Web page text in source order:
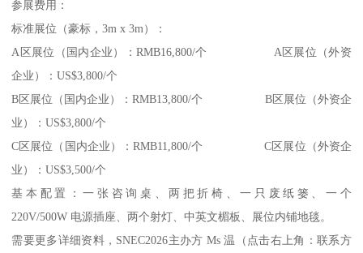
参展费用：
标准展位（豪标，3m x 3m）：
A区展位（国内企业）：RMB16,800/个 A区展位（外资
企业）：US$3,800/个
B区展位（国内企业）：RMB13,800/个 B区展位（外资企
业）：US$3,800/个
C区展位（国内企业）：RMB11,800/个 C区展位（外资企
业）：US$3,500/个
基本配置：一张咨询桌、两把折椅、一只废纸篓、一个
220V/500W 电源插座、两个射灯、中英文楣板、展位内铺地毯。
需要更多详细资料，SNEC2026主办方 Ms 温（点击右上角：联系方